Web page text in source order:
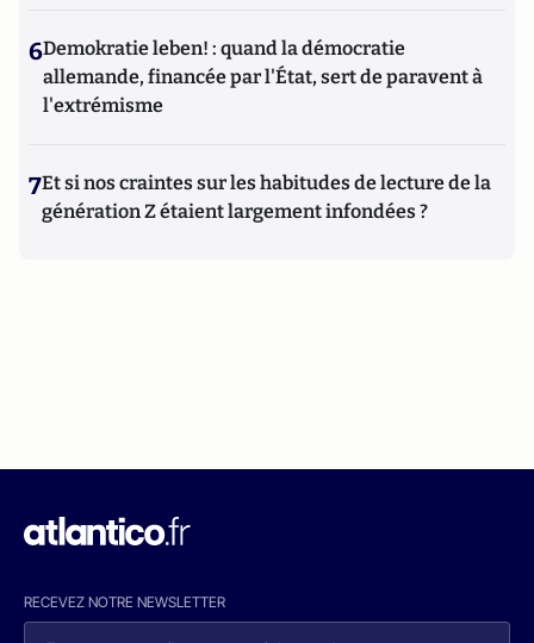
6Demokratie leben! : quand la démocratie
allemande, financée par l'État, sert de paravent à
l'extrémisme
7Et si nos craintes sur les habitudes de lecture de la
génération Z étaient largement infondées ?
RECEVEZ NOTRE NEWSLETTER